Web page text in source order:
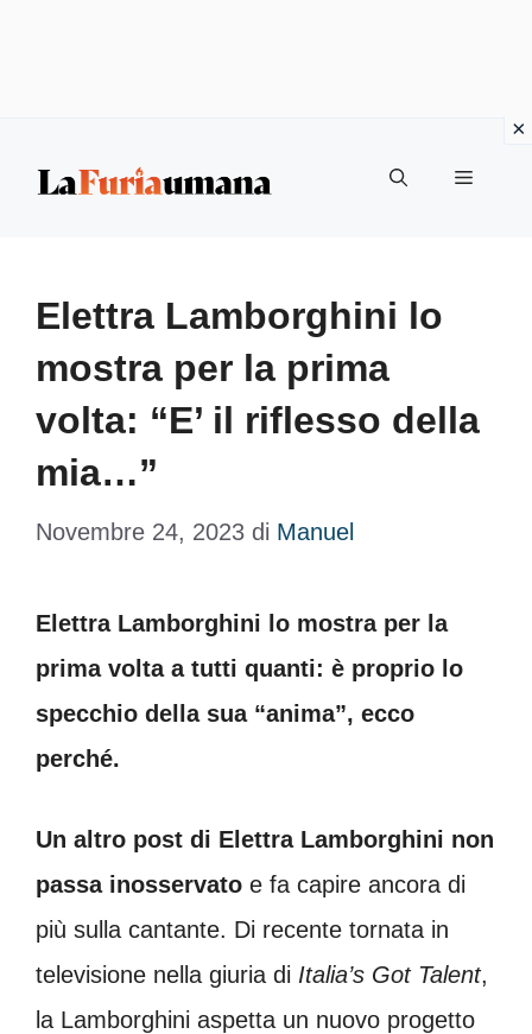
Menu
Elettra Lamborghini lo
mostra per la prima
volta: “E’ il riflesso della
mia…”
Novembre 24, 2023 di Manuel
Elettra Lamborghini lo mostra per la
prima volta a tutti quanti: è proprio lo
specchio della sua “anima”, ecco
perché.
Un altro post di Elettra Lamborghini non
passa inosservato e fa capire ancora di
più sulla cantante. Di recente tornata in
televisione nella giuria di Italia’s Got Talent,
la Lamborghini aspetta un nuovo progetto